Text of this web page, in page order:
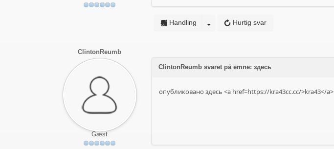
Hurtig svar
Handling
ClintonReumb
Gæst
ClintonReumb svaret på emne: здесь
опубликовано здесь <a href=https://kra43cc.cc/>kra43</a>